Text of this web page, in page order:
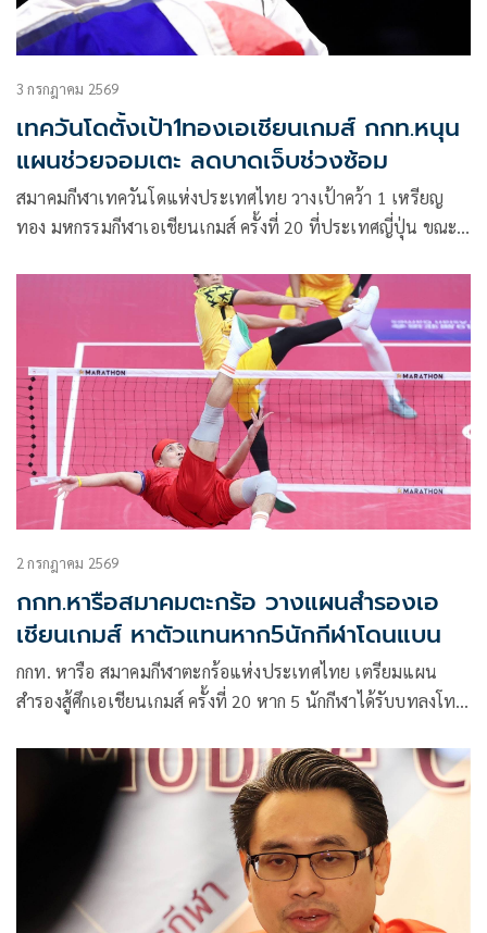
3 กรกฎาคม 2569
เทควันโดตั้งเป้า1ทองเอเชียนเกมส์ กกท.หนุน
แผนช่วยจอมเตะ ลดบาดเจ็บช่วงซ้อม
สมาคมกีฬาเทควันโดแห่งประเทศไทย วางเป้าคว้า 1 เหรียญ
ทอง มหกรรมกีฬาเอเชียนเกมส์ ครั้งที่ 20 ที่ประเทศญี่ปุ่น ขณะที่
ระหว่างฝึกซ้อม เพื่อให้นักกีฬามีความพร้อมมากที่สุดก่อนเดิน
2 กรกฎาคม 2569
กกท.หารือสมาคมตะกร้อ วางแผนสำรองเอ
เชียนเกมส์ หาตัวแทนหาก5นักกีฬาโดนแบน
กกท. หารือ สมาคมกีฬาตะกร้อแห่งประเทศไทย เตรียมแผน
สำรองสู้ศึกเอเชียนเกมส์ ครั้งที่ 20 หาก 5 นักกีฬาได้รับบทลงโทษ
เชื่อมั่นในการบริหารจัดการของสมาคมฯ แม้ว่าสุดท้ายจะโดน
โทษแบน แต่ยังมีนักกีฬาที่สามารถทดแทนกันได้ ยืนยันไม่ส่ง
ผลกระทบต่อเป้าหมาย 4 เหรียญทอง